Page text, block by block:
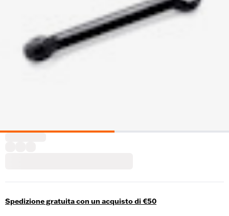
Spedizione gratuita con un acquisto di €50